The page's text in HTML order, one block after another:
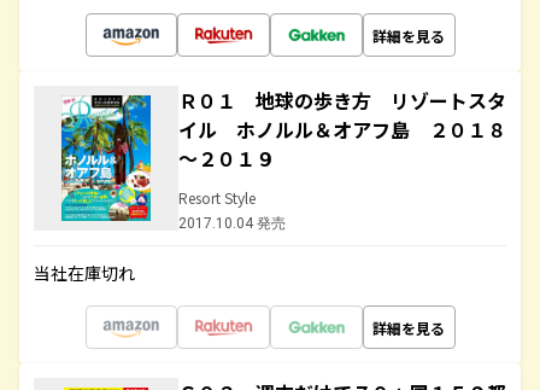
詳細を見る
Ｒ０１ 地球の歩き方 リゾートスタ
イル ホノルル＆オアフ島 ２０１８
～２０１９
Resort Style
2017.10.04 発売
当社在庫切れ
詳細を見る